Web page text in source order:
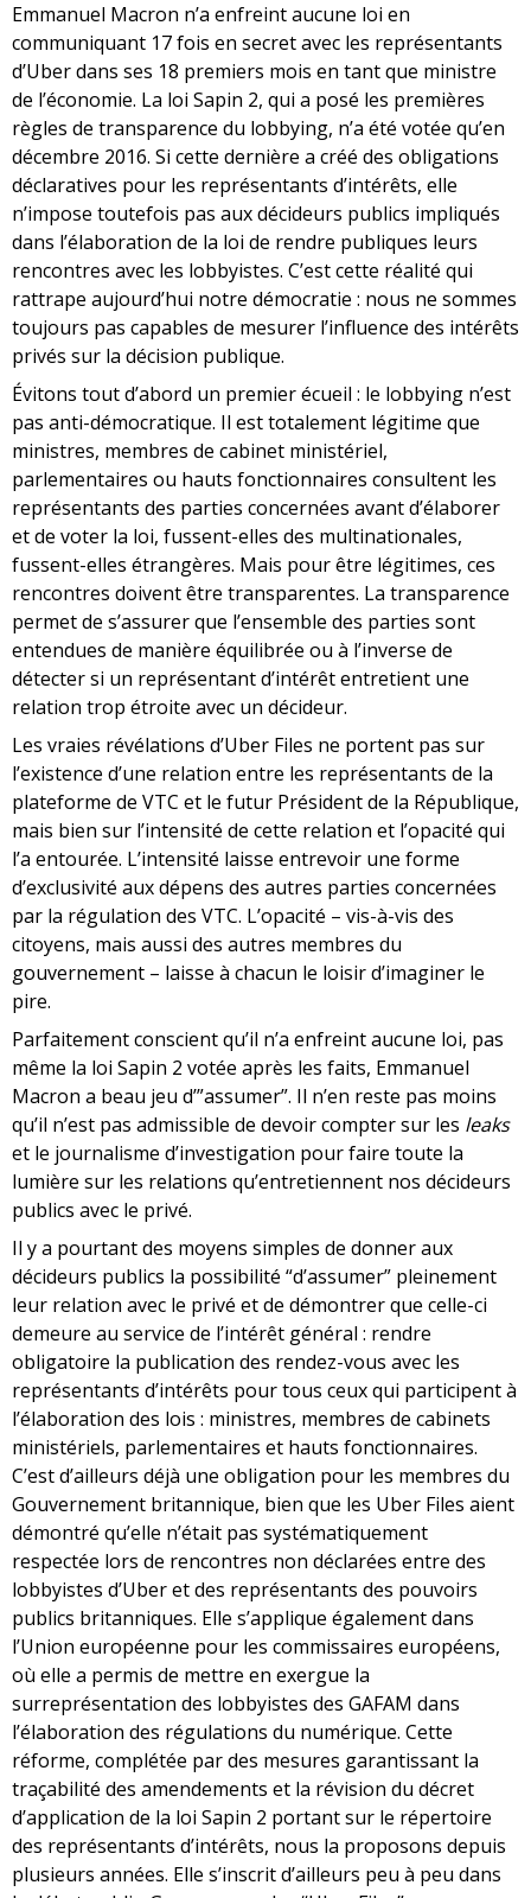
Emmanuel Macron n’a enfreint aucune loi en
communiquant 17 fois en secret avec les représentants
d’Uber dans ses 18 premiers mois en tant que ministre
de l’économie. La loi Sapin 2, qui a posé les premières
règles de transparence du lobbying, n’a été votée qu’en
décembre 2016. Si cette dernière a créé des obligations
déclaratives pour les représentants d’intérêts, elle
n’impose toutefois pas aux décideurs publics impliqués
dans l’élaboration de la loi de rendre publiques leurs
rencontres avec les lobbyistes. C’est cette réalité qui
rattrape aujourd’hui notre démocratie : nous ne sommes
toujours pas capables de mesurer l’influence des intérêts
privés sur la décision publique.
Évitons tout d’abord un premier écueil : le lobbying n’est
pas anti-démocratique. Il est totalement légitime que
ministres, membres de cabinet ministériel,
parlementaires ou hauts fonctionnaires consultent les
représentants des parties concernées avant d’élaborer
et de voter la loi, fussent-elles des multinationales,
fussent-elles étrangères. Mais pour être légitimes, ces
rencontres doivent être transparentes. La transparence
permet de s’assurer que l’ensemble des parties sont
entendues de manière équilibrée ou à l’inverse de
détecter si un représentant d’intérêt entretient une
relation trop étroite avec un décideur.
Les vraies révélations d’Uber Files ne portent pas sur
l’existence d’une relation entre les représentants de la
plateforme de VTC et le futur Président de la République,
mais bien sur l’intensité de cette relation et l’opacité qui
l’a entourée. L’intensité laisse entrevoir une forme
d’exclusivité aux dépens des autres parties concernées
par la régulation des VTC. L’opacité – vis-à-vis des
citoyens, mais aussi des autres membres du
gouvernement – laisse à chacun le loisir d’imaginer le
pire.
Parfaitement conscient qu’il n’a enfreint aucune loi, pas
même la loi Sapin 2 votée après les faits, Emmanuel
Macron a beau jeu d’”assumer”. Il n’en reste pas moins
qu’il n’est pas admissible de devoir compter sur les leaks
et le journalisme d’investigation pour faire toute la
lumière sur les relations qu’entretiennent nos décideurs
publics avec le privé.
Il y a pourtant des moyens simples de donner aux
décideurs publics la possibilité “d’assumer” pleinement
leur relation avec le privé et de démontrer que celle-ci
demeure au service de l’intérêt général : rendre
obligatoire la publication des rendez-vous avec les
représentants d’intérêts pour tous ceux qui participent à
l’élaboration des lois : ministres, membres de cabinets
ministériels, parlementaires et hauts fonctionnaires.
C’est d’ailleurs déjà une obligation pour les membres du
Gouvernement britannique, bien que les Uber Files aient
démontré qu’elle n’était pas systématiquement
respectée lors de rencontres non déclarées entre des
lobbyistes d’Uber et des représentants des pouvoirs
publics britanniques. Elle s’applique également dans
l’Union européenne pour les commissaires européens,
où elle a permis de mettre en exergue la
surreprésentation des lobbyistes des GAFAM dans
l’élaboration des régulations du numérique. Cette
réforme, complétée par des mesures garantissant la
traçabilité des amendements et la révision du décret
d’application de la loi Sapin 2 portant sur le répertoire
des représentants d’intérêts, nous la proposons depuis
plusieurs années. Elle s’inscrit d’ailleurs peu à peu dans